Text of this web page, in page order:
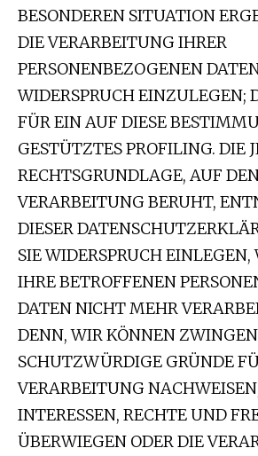
BESONDEREN SITUATION
DIE VERARBEITUNG IHRER
PERSONENBEZOGENEN
WIDERSPRUCH EINZULEGEN;
FÜR EIN AUF DIESE
GESTÜTZTES PROFILING. DIE
RECHTSGRUNDLAGE, AUF
VERARBEITUNG BERUHT,
DIESER
SIE WIDERSPRUCH
IHRE BETROFFENEN
DATEN NICHT MEHR
DENN, WIR KÖNNEN
SCHUTZWÜRDIGE GRÜNDE
VERARBEITUNG
INTERESSEN, RECHTE UND
ÜBERWIEGEN ODER DIE